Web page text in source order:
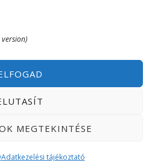
version)
MEGTEKINTÉSE
Adatkezelési tájékoztató
Miskolctapolca
drink és jeges koktélok